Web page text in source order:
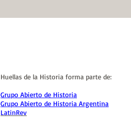
Huellas de la Historia forma parte de:
Grupo Abierto de Historia
Grupo Abierto de Historia Argentina
LatinRev